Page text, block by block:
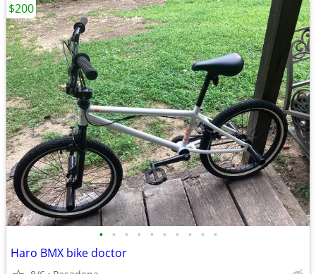
• • • • • • • • • •
Haro BMX bike doctor
$200